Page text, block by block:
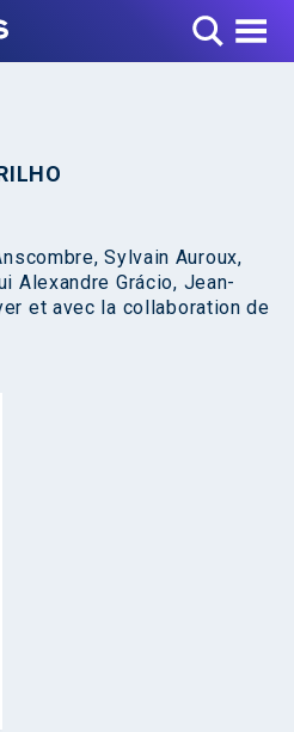
Toggle Menu
Sylvain Auroux,
Alexandre Grácio, Jean-
et avec la collaboration de